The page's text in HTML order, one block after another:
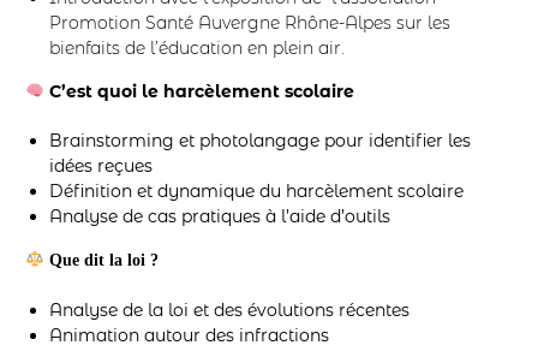
Promotion Santé Auvergne Rhône-Alpes sur les
bienfaits de l’éducation en plein air.
C’est quoi le harcèlement scolaire
Brainstorming et photolangage pour identifier les
idées reçues
Définition et dynamique du harcèlement scolaire
Analyse de cas pratiques à l’aide d’outils
Que dit la loi ?
Analyse de la loi et des évolutions récentes
Animation autour des infractions